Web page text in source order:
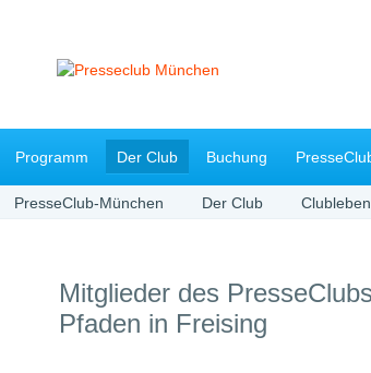
überspringen
Programm Der Club Buchung
PresseClub-München Der Club Clubleben
Mitglieder des
Pfaden in Freising